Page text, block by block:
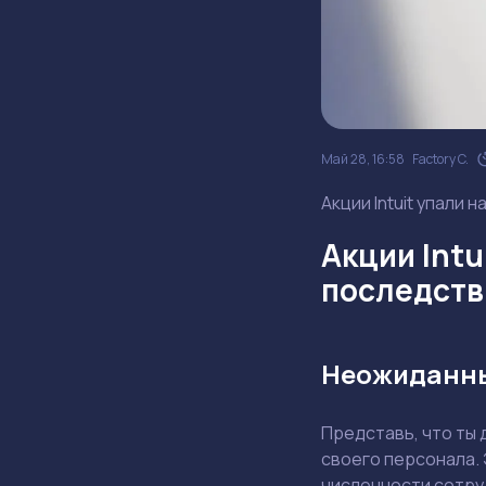
Май 28, 16:58 Factory C.
Акции Intuit упали
Акции
Представь, что ты
своего